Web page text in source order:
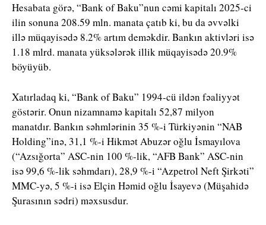
Hesabata görə, “Bank of Baku”nun cəmi kapitalı 2025-ci
ilin sonuna 208.59 mln. manata çatıb ki, bu da əvvəlki
illə müqayisədə 8.2% artım deməkdir. Bankın aktivləri isə
1.18 mlrd. manata yüksələrək illik müqayisədə 20.9%
böyüyüb.
Xatırladaq ki, “Bank of Baku” 1994-cü ildən fəaliyyət
göstərir. Onun nizamnamə kapitalı 52,87 milyon
manatdır. Bankın səhmlərinin 35 %-i Türkiyənin “NAB
Holding”inə, 31,1 %-i Hikmət Abuzər oğlu İsmayılova
(“Azsığorta” ASC-nin 100 %-lik, “AFB Bank” ASC-nin
isə 99,6 %-lik səhmdarı), 28,9 %-i “Azpetrol Neft Şirkəti”
MMC-yə, 5 %-i isə Elçin Həmid oğlu İsayevə (Müşahidə
Şurasının sədri) məxsusdur.